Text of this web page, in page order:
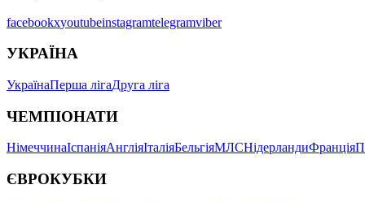
facebookxyoutubeinstagramtelegramviber
УКРАЇНА
УкраїнаПерша лігаДруга ліга
ЧЕМПІОНАТИ
НімеччинаІспаніяАнгліяІталіяБельгіяМЛСНідерландиФранція
ЄВРОКУБКИ